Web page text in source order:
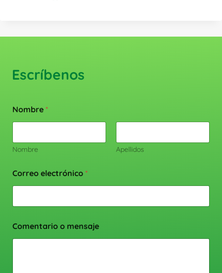
Escríbenos
Nombre *
Nombre Apellidos
Correo electrónico *
Comentario o mensaje